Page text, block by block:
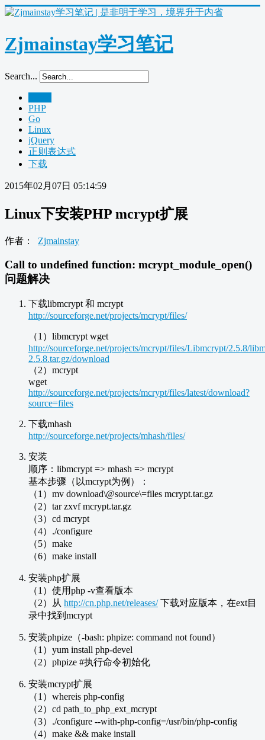
Zjmainstay学习笔记
Search...
PHP
Go
Linux
jQuery
正则表达式
下载
2015年02月07日 05:14:59
Linux下安装PHP mcrypt扩展
作者： Zjmainstay
Call to undefined function: mcrypt_module_open()
问题解决
下载libmcrypt 和 mcrypt
http://sourceforge.net/projects/mcrypt/files/
（1）libmcrypt wget
http://sourceforge.net/projects/mcrypt/files/Libmcrypt/2.5.8/
2.5.8.tar.gz/download
（2）mcrypt
wget
http://sourceforge.net/projects/mcrypt/files/latest/download?
source=files
下载mhash
http://sourceforge.net/projects/mhash/files/
安装
顺序：libmcrypt => mhash => mcrypt
基本步骤（以mcrypt为例）：
（1）mv download\@source\=files mcrypt.tar.gz
（2）tar zxvf mcrypt.tar.gz
（3）cd mcrypt
（4）./configure
（5）make
（6）make install
安装php扩展
（1）使用php -v查看版本
（2）从 http://cn.php.net/releases/下载对应版本，在ext目
录中找到mcrypt
安装phpize（-bash: phpize: command not found）
（1）yum install php-devel
（2）phpize #执行命令初始化
安装mcrypt扩展
（1）whereis php-config
（2）cd path_to_php_ext_mcrypt
（3）./configure --with-php-config=/usr/bin/php-config
（4）make && make install